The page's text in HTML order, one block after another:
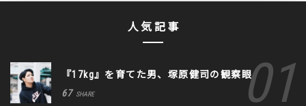
人気記事
『17kg』を育てた男、塚原健司の観察眼
67 SHARE